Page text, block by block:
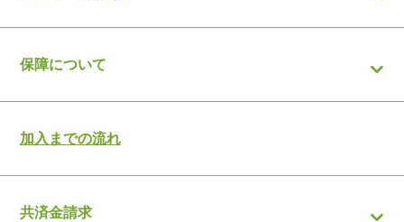
保障について
加入までの流れ
共済金請求